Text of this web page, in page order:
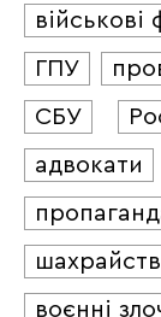
ГПУ
СБУ
адвокати
воєнні